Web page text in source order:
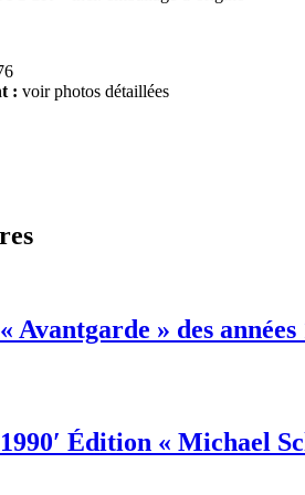
: voir photos détaillées
Avantgarde » des années
Édition « Michael